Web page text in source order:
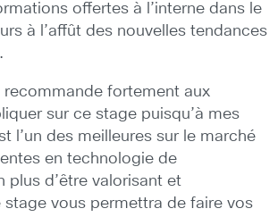
offertes à l’interne dans le
à l’affût des nouvelles tendances
recommande fortement aux
sur ce stage puisqu’à mes
l’un des meilleures sur le marché
en technologie de
plus d’être valorisant et
stage vous permettra de faire vos